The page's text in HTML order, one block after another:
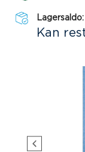
Lagersaldo:
Kan